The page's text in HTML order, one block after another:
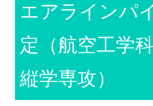
エアラインパ
定（航空工学
縦学専攻）